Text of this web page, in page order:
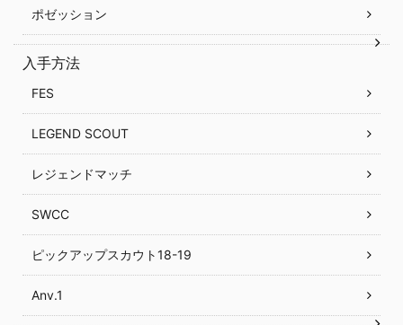
ポゼッション
入手方法
FES
LEGEND SCOUT
レジェンドマッチ
SWCC
ピックアップスカウト18-19
Anv.1